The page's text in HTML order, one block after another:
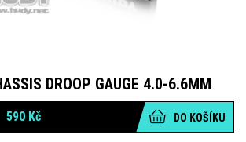
DROOP GAUGE 4.0-6.6MM
590 Kč DO KOŠÍKU